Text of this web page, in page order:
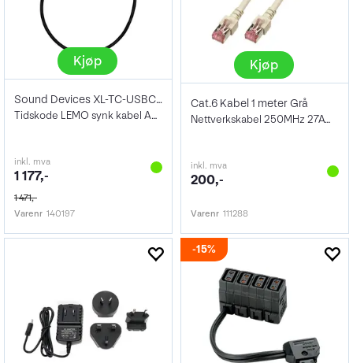
Kjøp
Sound Devices XL-TC-USBC-LEMO
Tidskode LEMO synk kabel A20-Mini
inkl. mva
1 177,-
1 471,-
Varenr 140197
Kjøp
Cat.6 Kabel 1 meter Grå
Nettverkskabel 250MHz 27AWG PiMF
inkl. mva
200,-
Varenr 111288
15%